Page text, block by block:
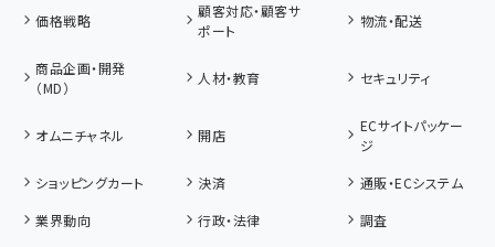
価格戦略
顧客対応・顧客サ
ポート
物流・配送
商品企画・開発
（MD）
人材・教育 セキュリティ
オムニチャネル 開店
ECサイトパッケー
ジ
ショッピングカート
決済
通販・ECシステム
業界動向
行政・法律
調査